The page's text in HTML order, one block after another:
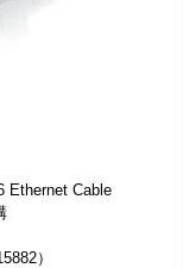
Ethernet Cable
）